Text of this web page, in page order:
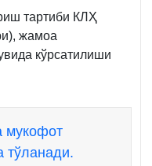
тартиби КЛҲ
жамоа
кўрсатилиши
мукофот
тўланади.